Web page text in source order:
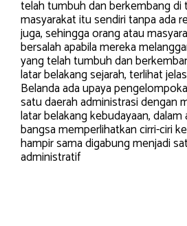
telah tumbuh dan berkembang di
masyarakat itu sendiri tanpa ada
juga, sehingga orang atau
bersalah apabila mereka
yang telah tumbuh dan
latar belakang sejarah, terlihat
Belanda ada upaya
satu daerah administrasi dengan
latar belakang kebudayaan,
bangsa memperlihatkan cirri-ciri
hampir sama digabung menjadi
administratif